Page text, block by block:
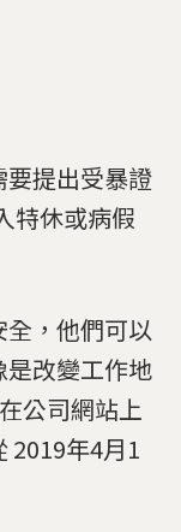
提出受暴證
特休或病假
，他們可以
改變工作地
公司網站上
2019年4月1